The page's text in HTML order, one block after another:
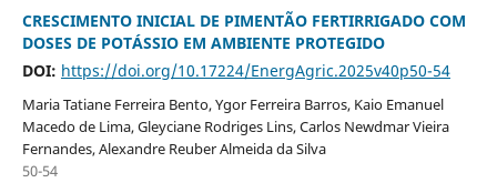
CRESCIMENTO INICIAL DE PIMENTÃO FERTIRRIGADO COM
DOSES DE POTÁSSIO EM AMBIENTE PROTEGIDO
DOI: https://doi.org/10.17224/EnergAgric.2025v40p50-54
Maria Tatiane Ferreira Bento, Ygor Ferreira Barros, Kaio Emanuel
Macedo de Lima, Gleyciane Rodriges Lins, Carlos Newdmar Vieira
Fernandes, Alexandre Reuber Almeida da Silva
50-54